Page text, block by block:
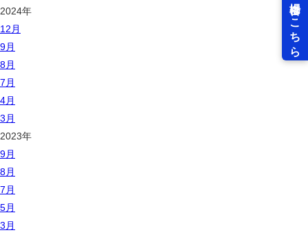
2024年
12月
9月
8月
7月
4月
3月
2023年
9月
8月
7月
5月
3月